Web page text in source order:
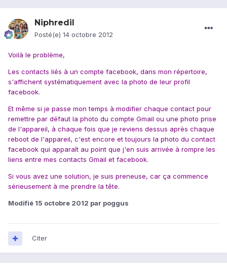
Niphredil
Posté(e) 14 octobre 2012
Voilà le problème,
Les contacts liés à un compte facebook, dans mon répertoire,
s'affichent systématiquement avec la photo de leur profil
facebook.
Et même si je passe mon temps à modifier chaque contact pour
remettre par défaut la photo du compte Gmail ou une photo prise
de l'appareil, à chaque fois que je reviens dessus après chaque
reboot de l'appareil, c'est encore et toujours la photo du contact
facebook qui apparaît au point que j'en suis arrivée à rompre les
liens entre mes contacts Gmail et facebook.
Si vous avez une solution, je suis preneuse, car ça commence
sérieusement à me prendre la tête.
Modifié 15 octobre 2012 par poggus
Citer